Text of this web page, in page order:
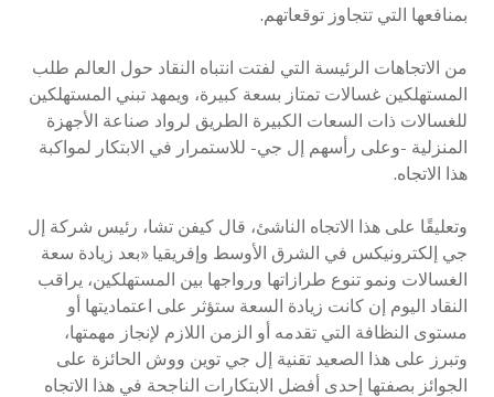
بمنافعها التي تتجاوز توقعاتهم.
من الاتجاهات الرئيسة التي لفتت انتباه النقاد حول العالم طلب
المستهلكين غسالات تمتاز بسعة كبيرة، ويمهد تبني المستهلكين
للغسالات ذات السعات الكبيرة الطريق لرواد صناعة الأجهزة
المنزلية -وعلى رأسهم إل جي- للاستمرار في الابتكار لمواكبة
هذا الاتجاه.
وتعليقًا على هذا الاتجاه الناشئ، قال كيفن تشا، رئيس شركة إل
جي إلكترونيكس في الشرق الأوسط وإفريقيا «بعد زيادة سعة
الغسالات ونمو تنوع طرازاتها ورواجها بين المستهلكين، يراقب
النقاد اليوم إن كانت زيادة السعة ستؤثر على اعتماديتها أو
مستوى النظافة التي تقدمه أو الزمن اللازم لإنجاز مهمتها،
وتبرز على هذا الصعيد تقنية إل جي توين ووش الحائزة على
الجوائز بصفتها إحدى أفضل الابتكارات الناجحة في هذا الاتجاه